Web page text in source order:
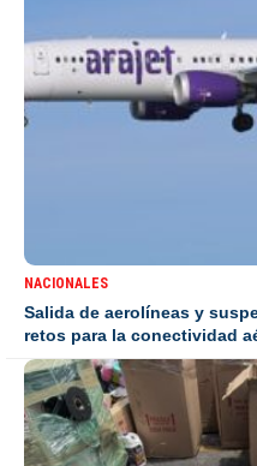
NACIONALES
Salida de aerolíneas y
retos para la conectividad